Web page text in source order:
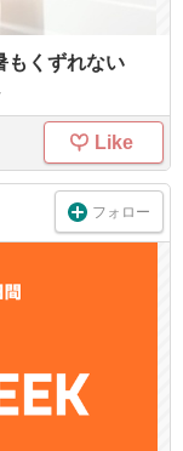
もくずれない
Like
フォロー